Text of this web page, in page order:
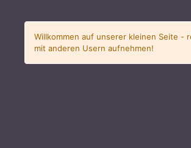
Willkommen auf unserer kleinen Seite -
mit anderen Usern aufnehmen!